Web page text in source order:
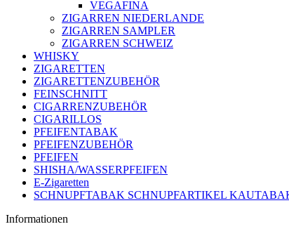
VEGAFINA
ZIGARREN NIEDERLANDE
ZIGARREN SAMPLER
ZIGARREN SCHWEIZ
WHISKY
ZIGARETTEN
ZIGARETTENZUBEHÖR
FEINSCHNITT
CIGARRENZUBEHÖR
CIGARILLOS
PFEIFENTABAK
PFEIFENZUBEHÖR
PFEIFEN
SHISHA/WASSERPFEIFEN
E-Zigaretten
SCHNUPFTABAK SCHNUPFARTIKEL
Informationen